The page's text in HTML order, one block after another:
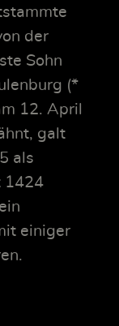
der
Sohn
(*
12. April
galt
als
1424
einiger